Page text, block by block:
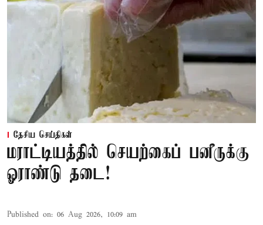
தேசிய செய்திகள்
மராட்டியத்தில் செயற்கைப் பனீருக்கு
ஓராண்டு தடை!
Published on: 06 Aug 2026, 10:09 am